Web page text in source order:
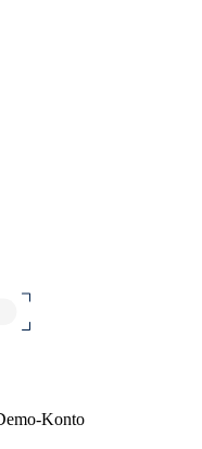
Konto